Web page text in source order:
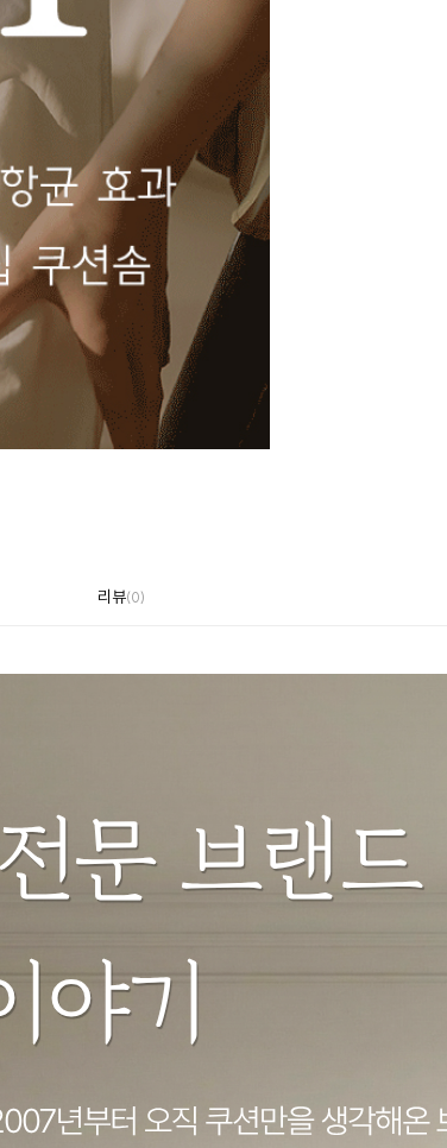
리뷰(0)